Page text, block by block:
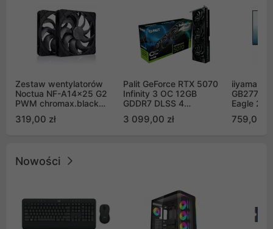
Zestaw wentylatorów
Noctua NF-A14x25 G2
PWM chromax.black
Push Pull (2szt)
319,00 zł
Palit GeForce RTX 5070
Infinity 3 OC 12GB
GDDR7 DLSS 4
GB2050S)
3 099,00 zł
iiyama G-
Eagle 27"
759,00 zł
Nowości